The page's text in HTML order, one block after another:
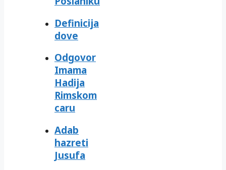
Definicija
dove
Odgovor
Imama
Hadija
Rimskom
caru
Adab
hazreti
Jusufa